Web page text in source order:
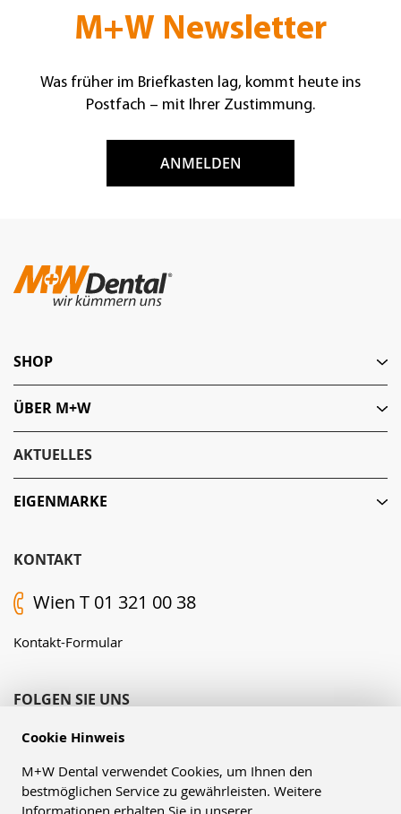
Cookie Hinweis
M+W Dental verwendet Cookies, um Ihnen den
bestmöglichen Service zu gewährleisten. Weitere
Informationen erhalten Sie in unserer
M+W Newsletter
Was früher im Briefkasten lag, kommt heute ins
Postfach – mit Ihrer Zustimmung.
ANMELDEN
KONTAKT
Wien T 01 321 00 38
Kontakt-Formular
FOLGEN SIE UNS
SHOP
ÜBER M+W
AKTUELLES
EIGENMARKE